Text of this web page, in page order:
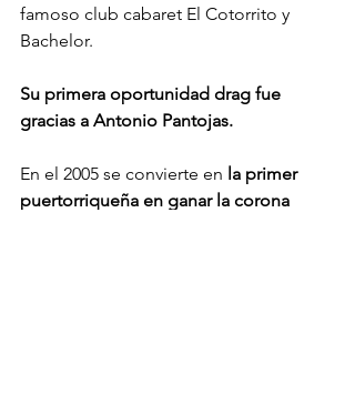
famoso club cabaret El Cotorrito y
Bachelor.
Su primera oportunidad drag fue
gracias a Antonio Pantojas.
En el 2005 se convierte en la primer
puertorriqueña en ganar la corona